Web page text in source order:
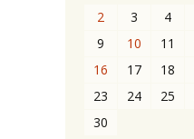
2
3 4
9
10 11
16
17 18
23
24 25
30